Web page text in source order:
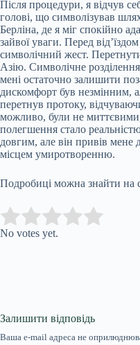
Після процедури, я відчув
голові, що символізував
Берліна, де я міг спокійно
зайвої уваги. Перед
символічний жест.
Азію. Символічне
мені остаточно залишити
дискомфорт був незмінним,
перетнув протоку,
можливо, були не
полегшення стало
довгим, але він привів мене
місцем умиротворенню.
Подробиці можна знайти на
Rate this item:
No votes yet.
Залишити відповідь
Ваша e-mail адреса не